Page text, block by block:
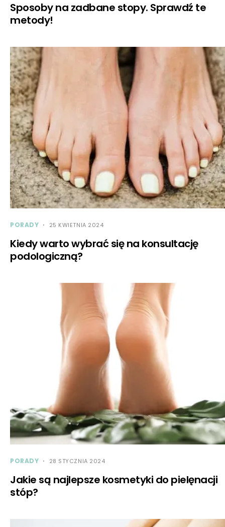
Sposoby na zadbane stopy. Sprawdź te
metody!
PORADY 25 KWIETNIA 2024
Kiedy warto wybrać się na konsultację
podologiczną?
PORADY 28 STYCZNIA 2024
Jakie są najlepsze kosmetyki do pielęnacji
stóp?